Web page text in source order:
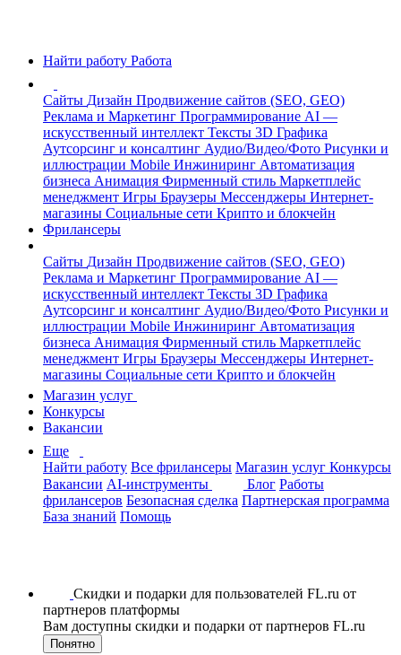
Найти работу Работа
Сайты Дизайн Продвижение сайтов (SEO, GEO)
Реклама и Маркетинг Программирование AI —
искусственный интеллект Тексты 3D Графика
Аутсорсинг и консалтинг Аудио/Видео/Фото Рисунки и
иллюстрации Mobile Инжиниринг Автоматизация
бизнеса Анимация Фирменный стиль Маркетплейс
менеджмент Игры Браузеры Мессенджеры Интернет-
магазины Социальные сети Крипто и блокчейн
Фрилансеры
Сайты Дизайн Продвижение сайтов (SEO, GEO)
Реклама и Маркетинг Программирование AI —
искусственный интеллект Тексты 3D Графика
Аутсорсинг и консалтинг Аудио/Видео/Фото Рисунки и
иллюстрации Mobile Инжиниринг Автоматизация
бизнеса Анимация Фирменный стиль Маркетплейс
менеджмент Игры Браузеры Мессенджеры Интернет-
магазины Социальные сети Крипто и блокчейн
Магазин услуг
Конкурсы
Вакансии
Еще
Найти работу Все фрилансеры Магазин услуг Конкурсы
Вакансии AI-инструменты Блог Работы
фрилансеров Безопасная сделка Партнерская программа
База знаний Помощь
Скидки и подарки для пользователей FL.ru от
партнеров платформы
Вам доступны скидки и подарки от партнеров FL.ru
Понятно